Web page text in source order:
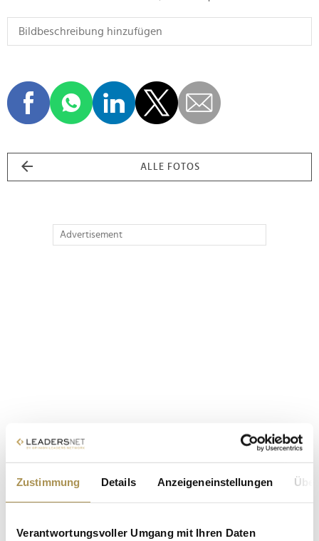
Zustimmung Details Anzeigeneinstellungen
Verantwortungsvoller Umgang mit Ihren Daten
ALLE FOTOS
Advertisement